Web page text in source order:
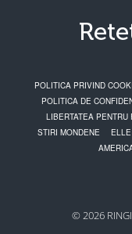
POLITICA PRIVIND
POLITICA DE
LIBERTATEA PENTRU
STIRI MONDENE
ELLE
© 2026